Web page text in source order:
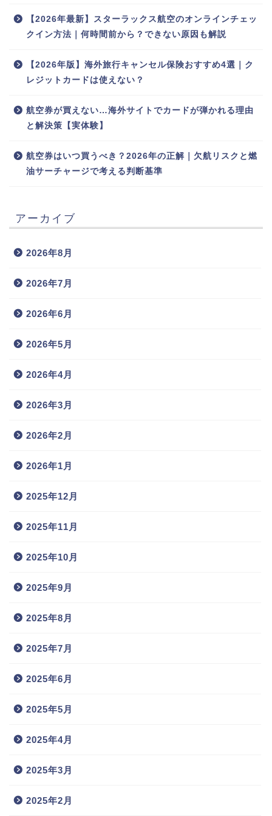
【2026年最新】スターラックス航空のオンラインチェッ
クイン方法｜何時間前から？できない原因も解説
【2026年版】海外旅行キャンセル保険おすすめ4選｜ク
レジットカードは使えない？
航空券が買えない…海外サイトでカードが弾かれる理由
と解決策【実体験】
航空券はいつ買うべき？2026年の正解｜欠航リスクと燃
油サーチャージで考える判断基準
アーカイブ
2026年8月
2026年7月
2026年6月
2026年5月
2026年4月
2026年3月
2026年2月
2026年1月
2025年12月
2025年11月
2025年10月
2025年9月
2025年8月
2025年7月
2025年6月
2025年5月
2025年4月
2025年3月
2025年2月